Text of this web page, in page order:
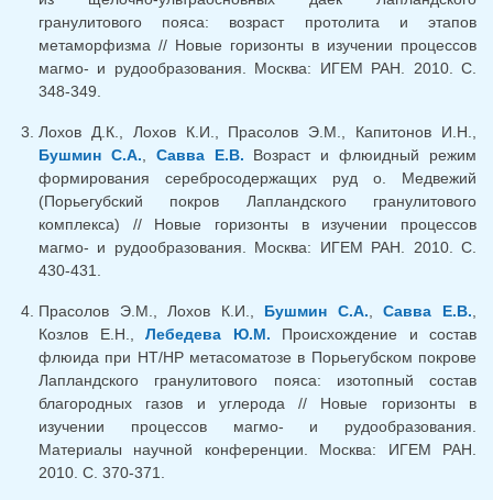
гранулитового пояса: возраст протолита и этапов
метаморфизма // Новые горизонты в изучении процессов
магмо- и рудообразования. Москва: ИГЕМ РАН. 2010. С.
348-349.
Лохов Д.К., Лохов К.И., Прасолов Э.М., Капитонов И.Н.,
Бушмин С.А.
Савва Е.В. Возраст и флюидный режим
формирования серебросодержащих руд о. Медвежий
(Порьегубский покров Лапландского гранулитового
комплекса) // Новые горизонты в изучении процессов
магмо- и рудообразования. Москва: ИГЕМ РАН. 2010. С.
430-431.
Прасолов Э.М., Лохов К.И., Бушмин С.А. ,Савва Е.В.
Козлов Е.Н., Лебедева Ю.М. Происхождение и состав
флюида при НТ/НР метасоматозе в Порьегубском покрове
Лапландского гранулитового пояса: изотопный состав
благородных газов и углерода // Новые горизонты в
изучении процессов магмо- и рудообразования.
Материалы научной конференции. Москва: ИГЕМ РАН.
2010. С. 370-371.